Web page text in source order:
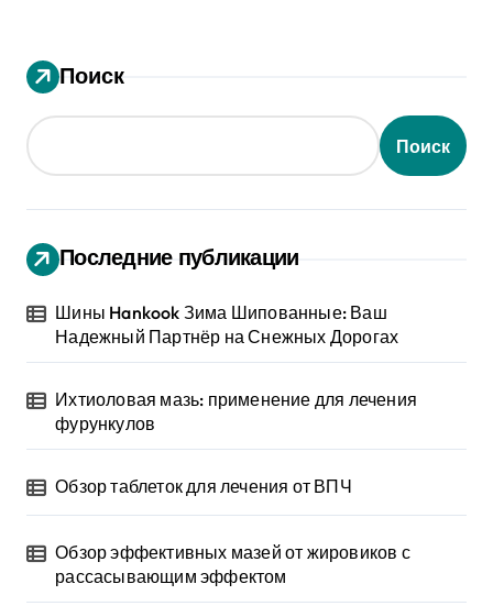
Поиск
Поиск
Последние публикации
Шины Hankook Зима Шипованные: Ваш
Надежный Партнёр на Снежных Дорогах
Ихтиоловая мазь: применение для лечения
фурункулов
Обзор таблеток для лечения от ВПЧ
Обзор эффективных мазей от жировиков с
рассасывающим эффектом